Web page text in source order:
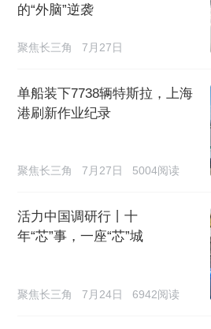
的“外脑”逆袭
聚焦长三角 7月27日
单船装下7738辆特斯拉，上海
港刷新作业纪录
聚焦长三角 7月27日 5004阅读
活力中国调研行丨十
年“芯”事，一座“芯”城
聚焦长三角 7月24日 6942阅读